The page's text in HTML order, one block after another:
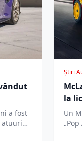
a fost
atuuri…
Știri
la
Un
„Pop